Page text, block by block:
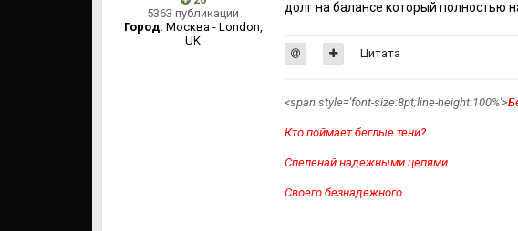
5363 публикации
Город: Москва - London,
UK
долг на балансе который полностью
Цитата
<span style='font-size:8pt;line-height:100%'>
Кто поймает беглые тени?
Спеленай надежными цепями
Своего безнадежного ...